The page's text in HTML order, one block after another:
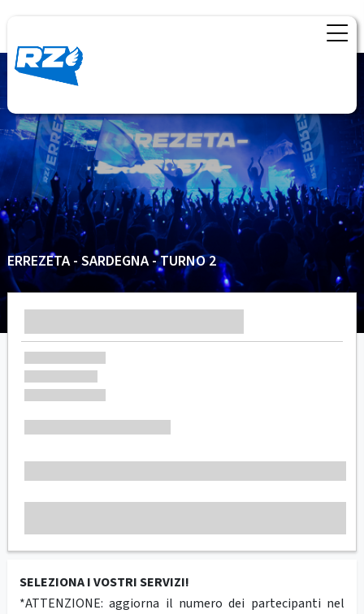
ERREZETA - SARDEGNA - TURNO 2
SELEZIONA I VOSTRI SERVIZI!
*ATTENZIONE: aggiorna il numero dei partecipanti nel